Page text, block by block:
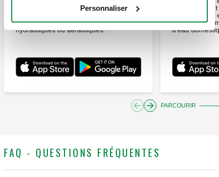
Personnaliser
d'effectuer le calcul et le
conduits dans des installations
hydrauliques ou aérauliques.
principales
d'eau
PARCOURIR
FAQ - QUESTIONS FRÉQUENTES